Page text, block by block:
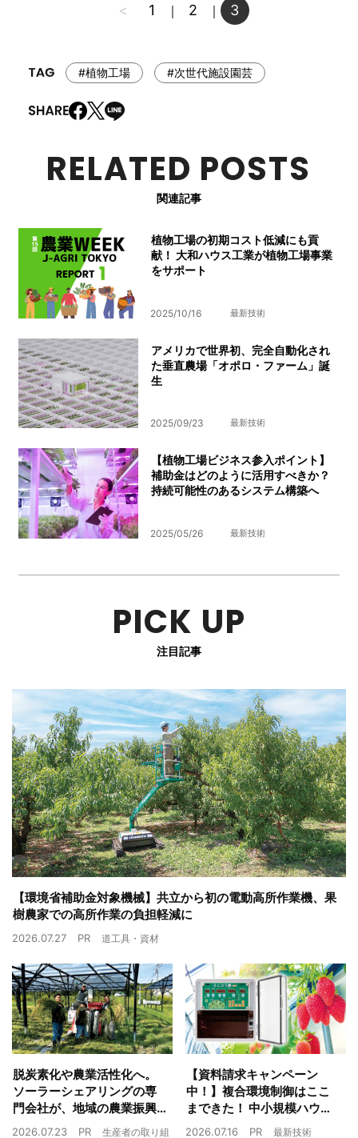
< 1 ｜ 2 ｜ 3
#植物工場 #次世代施設園芸
RELATED POSTS
関連記事
植物工場の初期コスト低減にも貢
献！ 大和ハウス工業が植物工場事業
をサポート
2025/10/16 最新技術
アメリカで世界初、完全自動化され
た垂直農場「オポロ・ファーム」誕
生
2025/09/23 最新技術
【植物工場ビジネス参入ポイント】
補助金はどのように活用すべきか？
持続可能性のあるシステム構築へ
2025/05/26 最新技術
PICK UP
注目記事
【環境省補助金対象機械】共立から初の電動高所作業機、果
樹農家での高所作業の負担軽減に
2026.07.27 PR 道工具・資材
脱炭素化や農業活性化へ。
ソーラーシェアリングの専
門会社が、地域の農業振興
や経済循環をワンストップ
2026.07.23 PR
生産者の取り組
【資料請求キャンペーン
中！】複合環境制御はここ
まできた！ 中小規模ハウス
でも検討しやすい高コスパ
2026.07.16 PR 最新技術